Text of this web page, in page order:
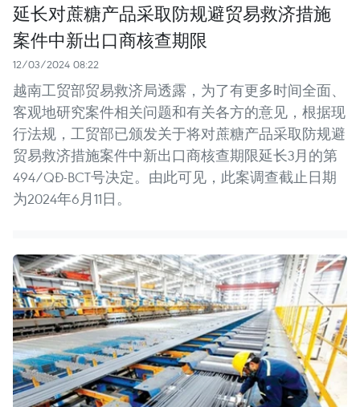
延长对蔗糖产品采取防规避贸易救济措施
案件中新出口商核查期限
12/03/2024 08:22
越南工贸部贸易救济局透露，为了有更多时间全面、
客观地研究案件相关问题和有关各方的意见，根据现
行法规，工贸部已颁发关于将对蔗糖产品采取防规避
贸易救济措施案件中新出口商核查期限延长3月的第
494/QĐ-BCT号决定。由此可见，此案调查截止日期
为2024年6月11日。